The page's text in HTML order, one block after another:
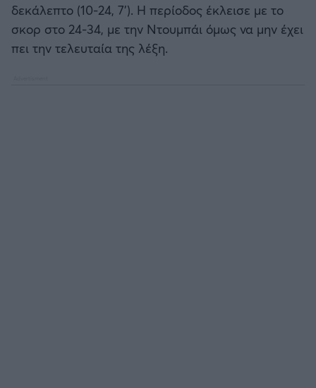
δεκάλεπτο (10-24, 7'). Η περίοδος έκλεισε με το
σκορ στο 24-34, με την Ντουμπάι όμως να μην έχει
πει την τελευταία της λέξη.